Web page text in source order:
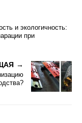
и экологичность:
при